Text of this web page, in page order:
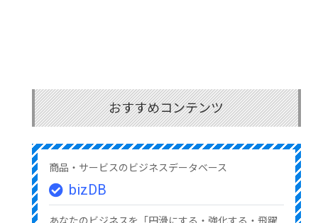
おすすめコンテンツ
商品・サービスのビジネスデータベース
bizDB